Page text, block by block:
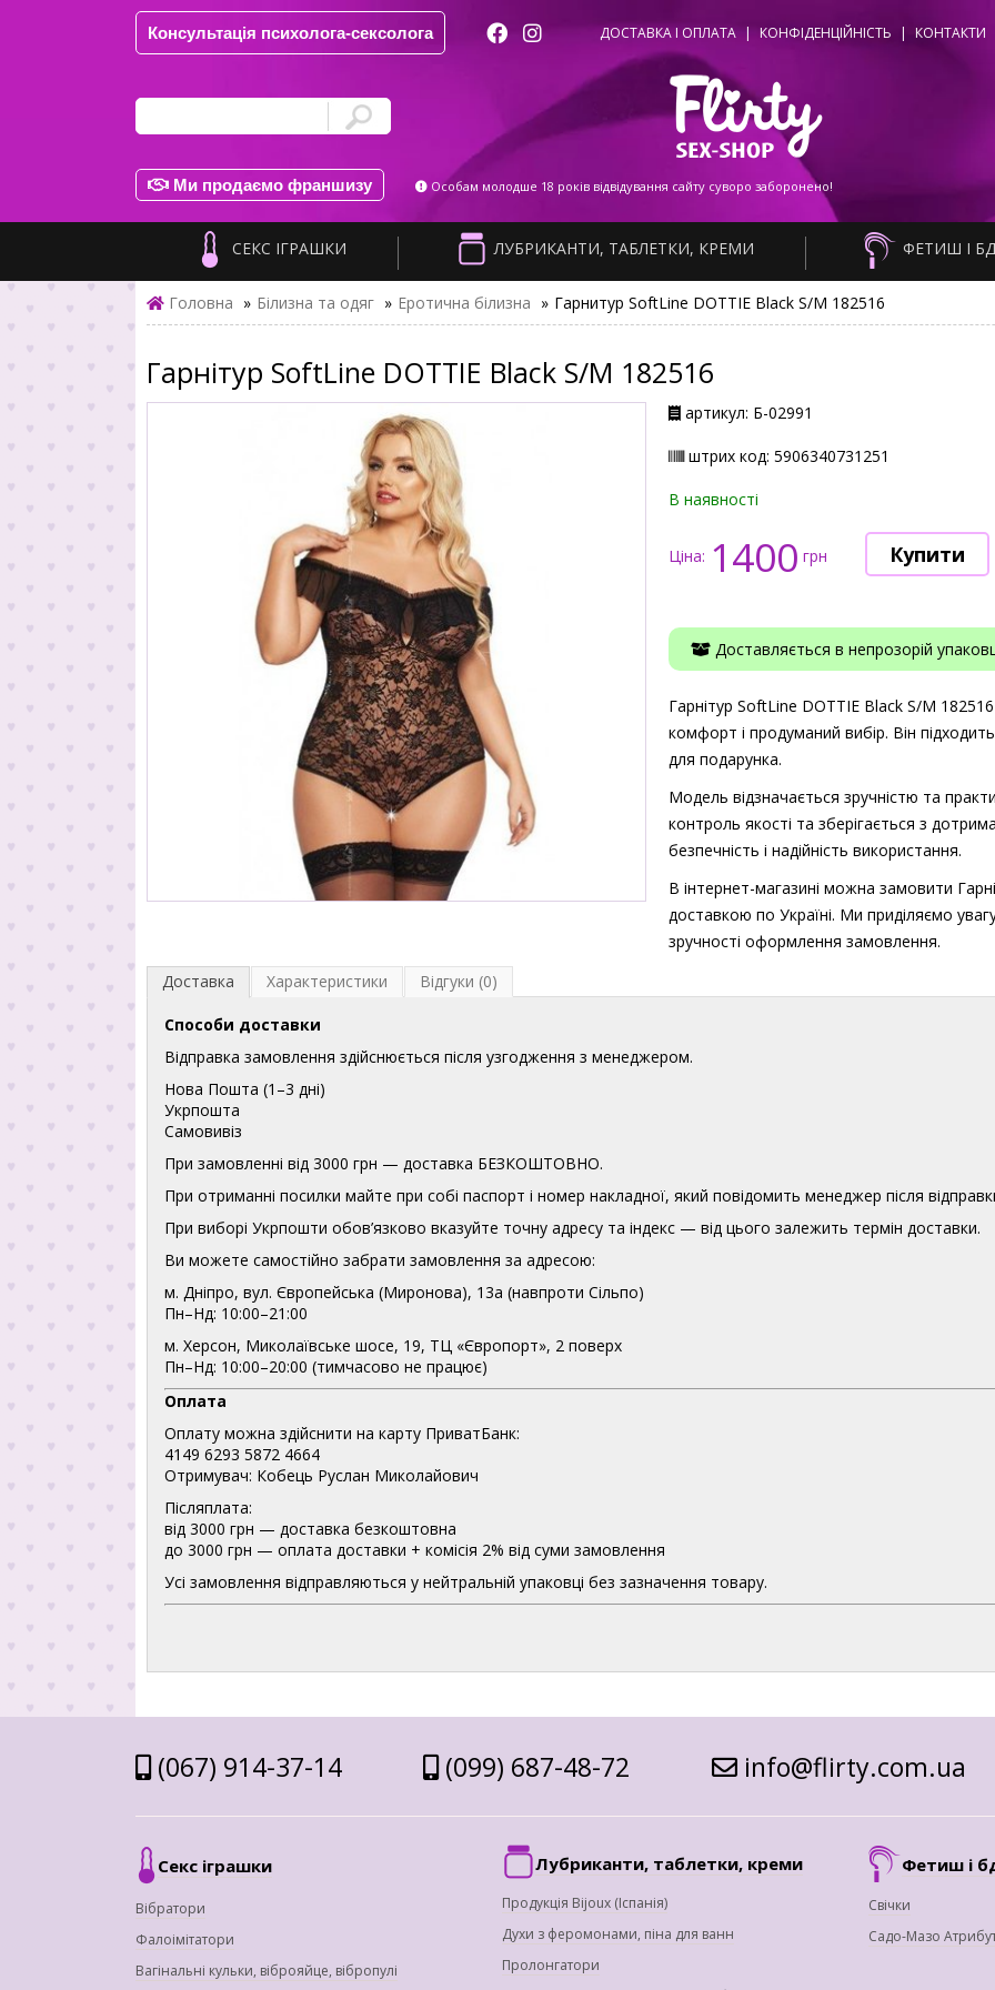
Консультація психолога-сексолога ДОСТАВКА І ОПЛАТА | КОНФІДЕНЦІЙНІСТЬ | КОНТАКТИ
Ми продаємо франшизу Особам молодше 18 років відвідування сайту суворо заборонено!
СЕКС ІГРАШКИ ЛУБРИКАНТИ, ТАБЛЕТКИ, КРЕМИ ФЕТИШ І
Головна » Білизна та одяг » Еротична білизна » Гарнитур SoftLine DOTTIE Black S/M 182516
Гарнітур SoftLine DOTTIE Black S/M 182516
артикул: Б-02991
штрих код: 5906340731251
В наявності
Ціна: 1400 грн
Доставляється в непрозорій
Гарнітур SoftLine DOTTIE Black S/M
комфорт і продуманий вибір. Він
для подарунка.
Модель відзначається зручністю та
контроль якості та зберігається з
безпечність і надійність використання.
В інтернет-магазині можна замовити
доставкою по Україні. Ми приділяємо
зручності оформлення замовлення.
Доставка
Характеристики Відгуки (0)
Способи доставки
Відправка замовлення здійснюється після узгодження з менеджером.
Нова Пошта (1–3 дні)
Укрпошта
Самовивіз
При замовленні від 3000 грн — доставка БЕЗКОШТОВНО.
При отриманні посилки майте при собі паспорт і номер накладної, який повідомить менеджер після
При виборі Укрпошти обов’язково вказуйте точну адресу та індекс — від цього залежить термін доставки.
Ви можете самостійно забрати замовлення за адресою:
м. Дніпро, вул. Європейська (Миронова), 13а (навпроти Сільпо)
Пн–Нд: 10:00–21:00
м. Херсон, Миколаївське шосе, 19, ТЦ «Європорт», 2 поверх
Пн–Нд: 10:00–20:00 (тимчасово не працює)
Оплата
Оплату можна здійснити на карту ПриватБанк:
4149 6293 5872 4664
Отримувач: Кобець Руслан Миколайович
Післяплата:
від 3000 грн — доставка безкоштовна
до 3000 грн — оплата доставки + комісія 2% від суми замовлення
Усі замовлення відправляються у нейтральній упаковці без зазначення товару.
(067) 914-37-14 (099) 687-48-72 info@flirty.com.ua
Секс іграшки
Вібратори
Фалоімітатори
Вагінальні кульки, віброяйце, вібропулі
Лубриканти, таблетки, креми
Продукція Bijoux (Іспанія)
Духи з феромонами, піна для ванн
Пролонгатори
Фетиш і
Свічки
Садо-Мазо